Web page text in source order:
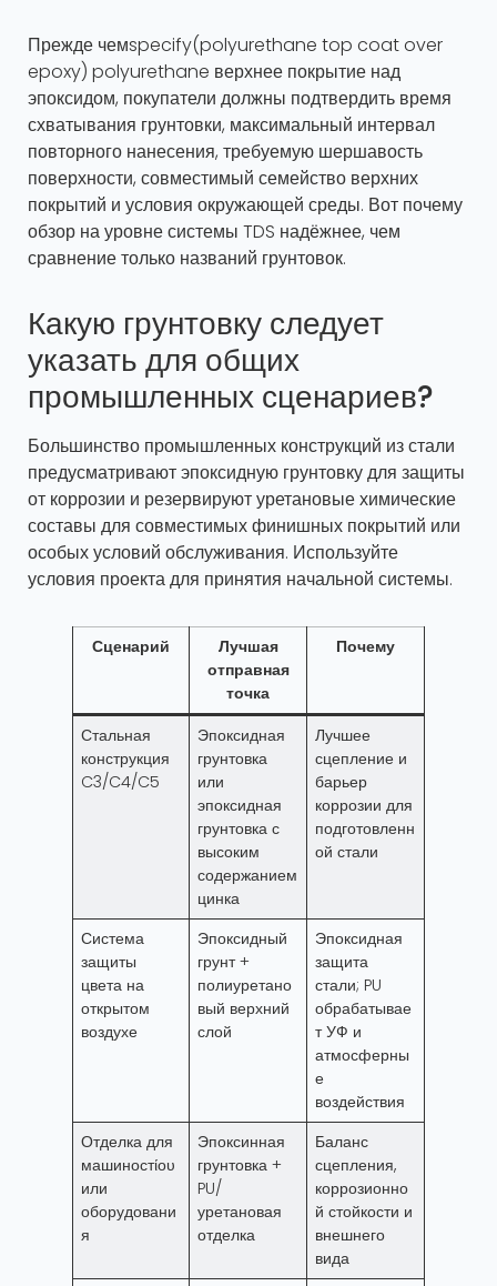
Прежде чемspecify(polyurethane top coat over
epoxy) polyurethane верхнее покрытие над
эпоксидом, покупатели должны подтвердить время
схватывания грунтовки, максимальный интервал
повторного нанесения, требуемую шершавость
поверхности, совместимый семейство верхних
покрытий и условия окружающей среды. Вот почему
обзор на уровне системы TDS надёжнее, чем
сравнение только названий грунтовок.
Какую грунтовку следует
указать для общих
промышленных сценариев?
Большинство промышленных конструкций из стали
предусматривают эпоксидную грунтовку для защиты
от коррозии и резервируют уретановые химические
составы для совместимых финишных покрытий или
особых условий обслуживания. Используйте
условия проекта для принятия начальной системы.
Сценарий
Лучшая
отправная
точка
Почему
Стальная
конструкция
C3/C4/C5
Эпоксидная
грунтовка
или
эпоксидная
грунтовка с
высоким
содержанием
цинка
Лучшее
сцепление и
барьер
коррозии для
подготовленн
ой стали
Система
защиты
цвета на
открытом
воздухе
Эпоксидный
грунт +
полиуретано
вый верхний
слой
Эпоксидная
защита
стали; PU
обрабатывае
т УФ и
атмосферны
е
воздействия
Отделка для
машиностίου
или
оборудовани
я
Эпоксинная
грунтовка +
PU/
уретановая
отделка
Баланс
сцепления,
коррозионно
й стойкости и
внешнего
вида